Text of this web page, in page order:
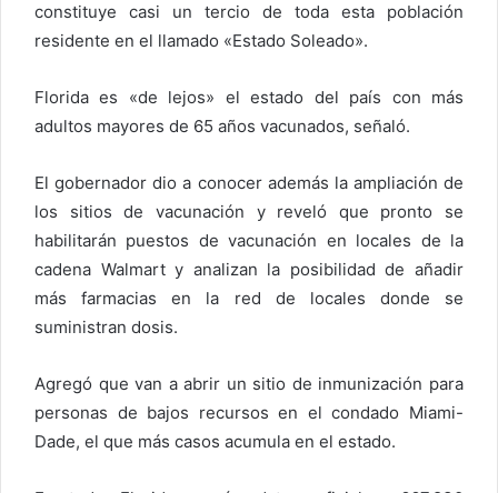
constituye casi un tercio de toda esta población
residente en el llamado «Estado Soleado».
Florida es «de lejos» el estado del país con más
adultos mayores de 65 años vacunados, señaló.
El gobernador dio a conocer además la ampliación de
los sitios de vacunación y reveló que pronto se
habilitarán puestos de vacunación en locales de la
cadena Walmart y analizan la posibilidad de añadir
más farmacias en la red de locales donde se
suministran dosis.
Agregó que van a abrir un sitio de inmunización para
personas de bajos recursos en el condado Miami-
Dade, el que más casos acumula en el estado.